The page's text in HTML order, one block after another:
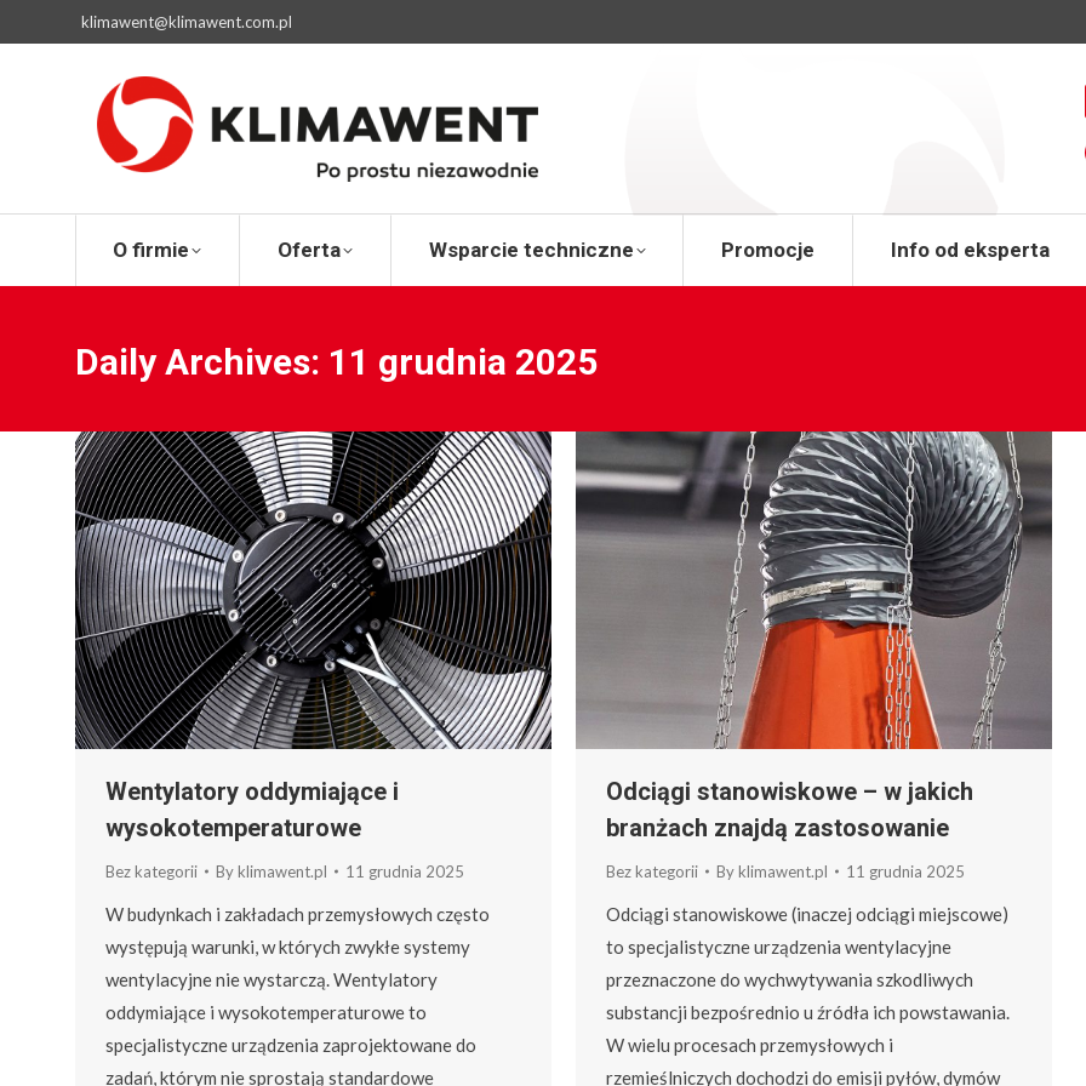
klimawent@klimawent.com.pl
O firmie Oferta Wsparcie techniczne Promocje Info od eksperta
Daily Archives: 11 grudnia 2025
Wentylatory oddymiające i
wysokotemperaturowe
Bez kategorii Byklimawent.pl 11 grudnia 2025
W budynkach i zakładach przemysłowych często
występują warunki, w których zwykłe systemy
wentylacyjne nie wystarczą. Wentylatory
oddymiające i wysokotemperaturowe to
specjalistyczne urządzenia zaprojektowane do
zadań, którym nie sprostają standardowe
Odciągi stanowiskowe – w jakich
branżach znajdą zastosowanie
Bez kategorii Byklimawent.pl 11 grudnia 2025
Odciągi stanowiskowe (inaczej odciągi miejscowe)
to specjalistyczne urządzenia wentylacyjne
przeznaczone do wychwytywania szkodliwych
substancji bezpośrednio u źródła ich powstawania.
W wielu procesach przemysłowych i
rzemieślniczych dochodzi do emisji pyłów, dymów